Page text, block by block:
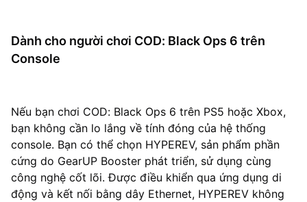
Dành cho người chơi COD: Black Ops 6 trên
Console
Nếu bạn chơi COD: Black Ops 6 trên PS5 hoặc Xbox,
bạn không cần lo lắng về tính đóng của hệ thống
console. Bạn có thể chọn HYPEREV, sản phẩm phần
cứng do GearUP Booster phát triển, sử dụng cùng
công nghệ cốt lõi. Được điều khiển qua ứng dụng di
động và kết nối bằng dây Ethernet, HYPEREV không